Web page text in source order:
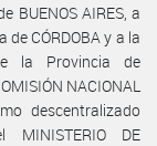
BUENOS AIRES, a
de CÓRDOBA y a la
de la Provincia de
NACIONAL
descentralizado
DE